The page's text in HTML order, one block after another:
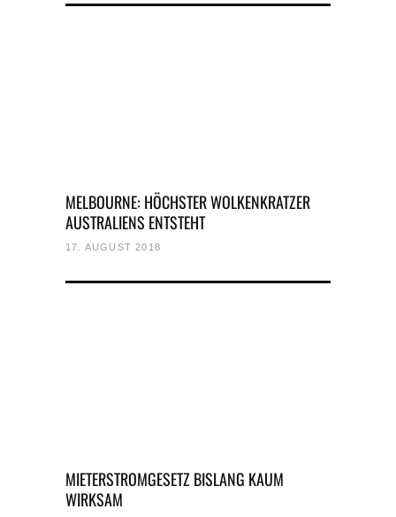
MELBOURNE: HÖCHSTER WOLKENKRATZER
AUSTRALIENS ENTSTEHT
17. AUGUST 2018
MIETERSTROMGESETZ BISLANG KAUM
WIRKSAM